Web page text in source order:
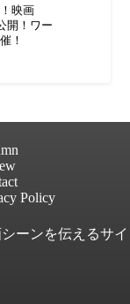
映画
開！ワー
！
Policy
ーンを伝えるサイ